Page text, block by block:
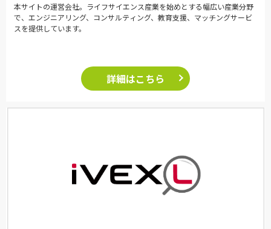
本サイトの運営会社。ライフサイエンス産業を始めとする幅広い産業分野
で、エンジニアリング、コンサルティング、教育支援、マッチングサービ
スを提供しています。
詳細はこちら